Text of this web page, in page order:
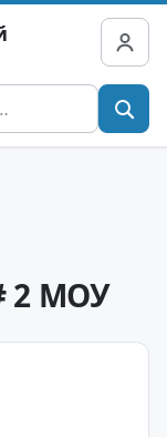
2 МОУ